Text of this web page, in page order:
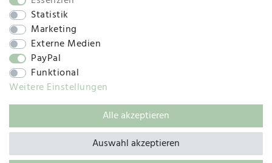
SOCIAL
© 2019 – 2025 SILC GmbH
Statistik
Marketing
Externe Medien
PayPal
Funktional
Weitere Einstellungen
Alle akzeptieren
Auswahl akzeptieren